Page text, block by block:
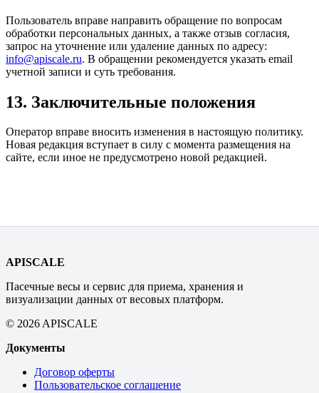
Пользователь вправе направить обращение по вопросам
обработки персональных данных, а также отзыв согласия,
запрос на уточнение или удаление данных по адресу:
info@apiscale.ru. В обращении рекомендуется указать email
учетной записи и суть требования.
13. Заключительные положения
Оператор вправе вносить изменения в настоящую политику.
Новая редакция вступает в силу с момента размещения на
сайте, если иное не предусмотрено новой редакцией.
APISCALE
Пасечные весы и сервис для приема, хранения и
визуализации данных от весовых платформ.
© 2026 APISCALE
Документы
Договор оферты
Пользовательское соглашение